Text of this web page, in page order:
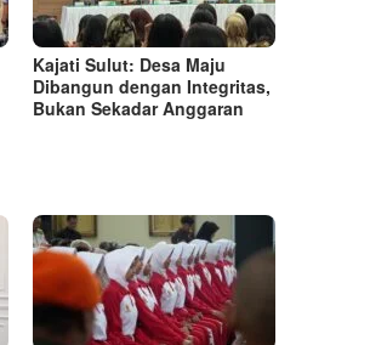
Kajati Sulut: Desa Maju
Dibangun dengan Integritas,
Bukan Sekadar Anggaran